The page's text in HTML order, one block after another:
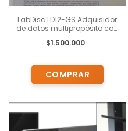
LabDisc LD12-GS Adquisidor
de datos multipropósito con
$1.500.000